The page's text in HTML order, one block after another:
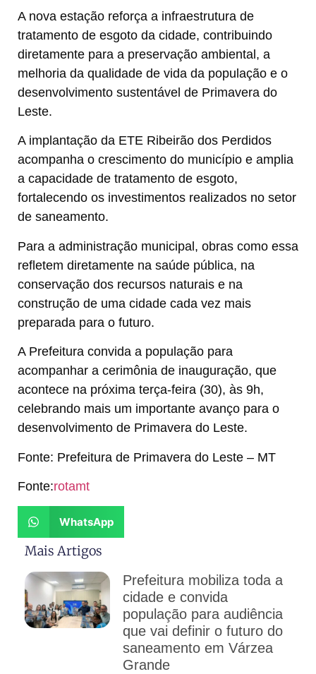
A nova estação reforça a infraestrutura de
tratamento de esgoto da cidade, contribuindo
diretamente para a preservação ambiental, a
melhoria da qualidade de vida da população e o
desenvolvimento sustentável de Primavera do
Leste.
A implantação da ETE Ribeirão dos Perdidos
acompanha o crescimento do município e amplia
a capacidade de tratamento de esgoto,
fortalecendo os investimentos realizados no setor
de saneamento.
Para a administração municipal, obras como essa
refletem diretamente na saúde pública, na
conservação dos recursos naturais e na
construção de uma cidade cada vez mais
preparada para o futuro.
A Prefeitura convida a população para
acompanhar a cerimônia de inauguração, que
acontece na próxima terça-feira (30), às 9h,
celebrando mais um importante avanço para o
desenvolvimento de Primavera do Leste.
Fonte: Prefeitura de Primavera do Leste – MT
Fonte:rotamt
WhatsApp
Mais Artigos
Prefeitura mobiliza toda a
cidade e convida
população para audiência
que vai definir o futuro do
saneamento em Várzea
Grande